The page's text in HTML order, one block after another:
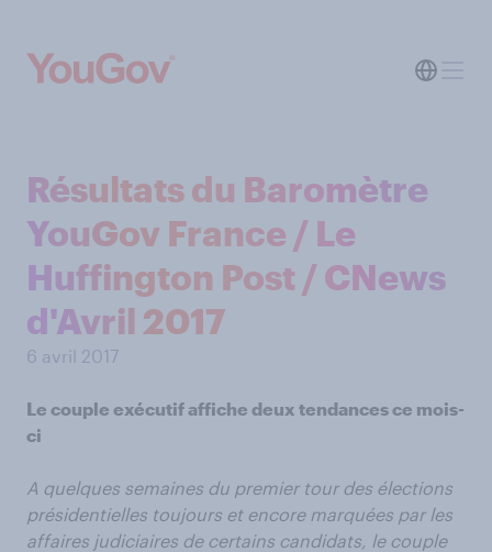
Résultats du Baromètre
YouGov France / Le
Huffington Post / CNews
d'Avril 2017
6 avril 2017
Le couple exécutif affiche deux tendances ce mois-
ci
A quelques semaines du premier tour des élections
présidentielles toujours et encore marquées par les
affaires judiciaires de certains candidats, le couple